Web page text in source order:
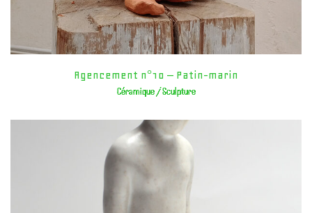
Agencement n°10 – Patin-marin
Céramique / Sculpture